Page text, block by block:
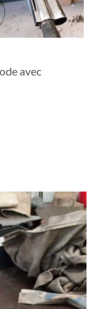
avec